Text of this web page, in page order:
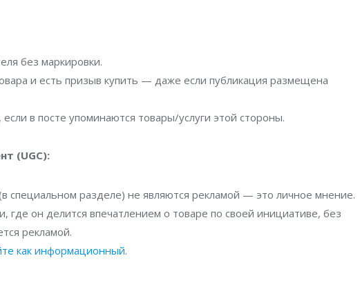
без маркировки.
и есть призыв купить — даже если публикация размещена
в посте упоминаются товары/услуги этой стороны.
(UGC):
специальном разделе) не являются рекламой — это личное мнение.
где он делится впечатлением о товаре по своей инициативе, без
рекламой.
как информационный.